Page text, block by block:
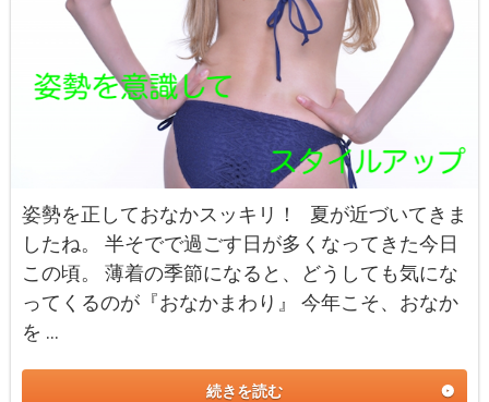
姿勢を正しておなかスッキリ！ 夏が近づいてきま
したね。 半そでで過ごす日が多くなってきた今日
この頃。 薄着の季節になると、どうしても気にな
ってくるのが『おなかまわり』 今年こそ、おなか
を …
続きを読む